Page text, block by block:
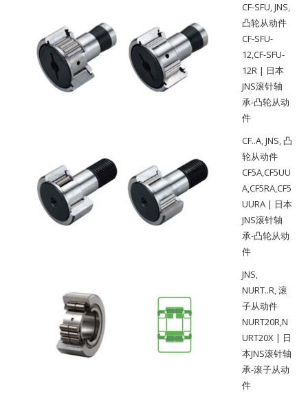
CF-SFU,JNS,
凸轮从动件
CF-SFU-
12,CF-SFU-
12R | 日本
JNS滚针轴
承-凸轮从动
件
CF..A,JNS, 凸
轮从动件
CF5A,CF5UU
A,CF5RA,CF5
UURA | 日本
JNS滚针轴
承-凸轮从动
件
JNS,
NURT..R,滚
子从动件
NURT20R,N
URT20X | 日
本JNS滚针轴
承-滚子从动
件